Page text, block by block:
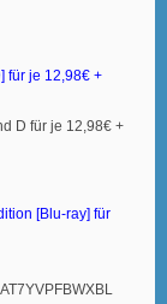
für je 12,98€ +
D für je 12,98€ +
[Blu-ray] für